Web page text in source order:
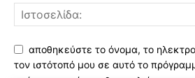
αποθηκεύστε το όνομα, το
τον ιστότοπό μου σε αυτό το